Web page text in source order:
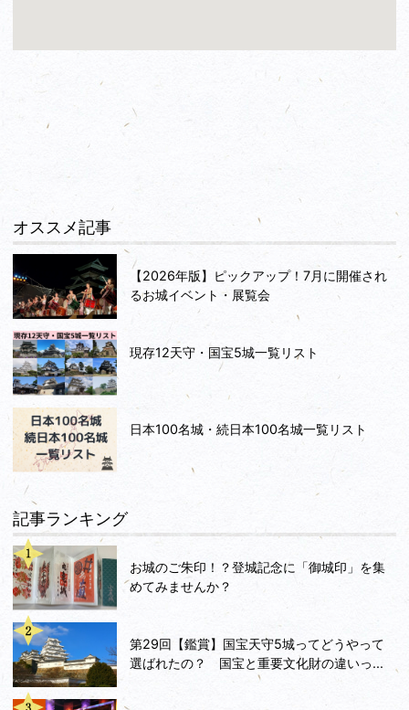
オススメ記事
【2026年版】ピックアップ！7月に開催され
るお城イベント・展覧会
現存12天守・国宝5城一覧リスト
日本100名城・続日本100名城一覧リスト
記事ランキング
お城のご朱印！？登城記念に「御城印」を集
めてみませんか？
第29回【鑑賞】国宝天守5城ってどうやって
選ばれたの？ 国宝と重要文化財の違いっ...